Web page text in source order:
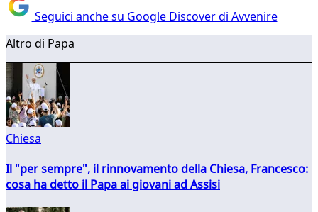
Seguici anche su Google Discover di Avvenire
Altro di Papa
Chiesa
Il "per sempre", il rinnovamento della Chiesa, Francesco:
cosa ha detto il Papa ai giovani ad Assisi